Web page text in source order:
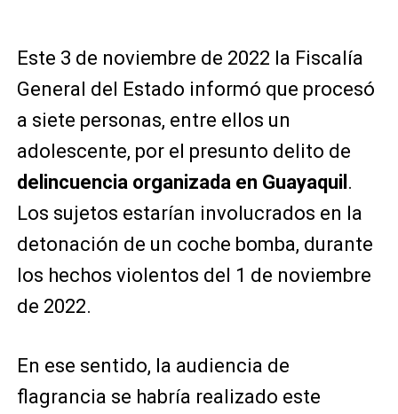
Este 3 de noviembre de 2022 la Fiscalía
General del Estado informó que procesó
a siete personas, entre ellos un
adolescente, por el presunto delito de
delincuencia organizada en Guayaquil .
Los sujetos estarían involucrados en la
detonación de un coche bomba, durante
los hechos violentos del 1 de noviembre
de 2022.
En ese sentido, la audiencia de
flagrancia se habría realizado este